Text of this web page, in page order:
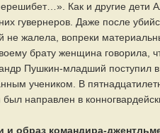
Как и другие дети
гувернеров. Даже после
не жалела, вопреки
брату женщина говорила,
Пушкин-младший поступил
учеником. В
направлен в
и образ командира-